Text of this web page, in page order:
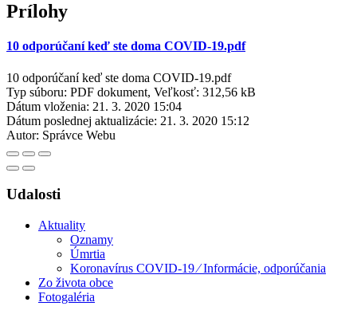
Prílohy
10 odporúčaní keď ste doma COVID-19.pdf
10 odporúčaní keď ste doma COVID-19.pdf
Typ súboru: PDF dokument, Veľkosť: 312,56 kB
Dátum vloženia: 21. 3. 2020 15:04
Dátum poslednej aktualizácie: 21. 3. 2020 15:12
Autor: Správce Webu
Udalosti
Aktuality
Oznamy
Úmrtia
Koronavírus COVID-19 ⁄ Informácie, odporúčania
Zo života obce
Fotogaléria